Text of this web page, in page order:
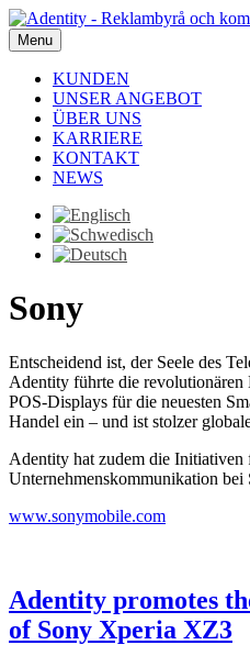
Menu
KUNDEN
UNSER ANGEBOT
ÜBER UNS
KARRIERE
KONTAKT
NEWS
Sony
Entscheidend ist, der Seele des
Adentity führte die
POS-Displays für die neuesten
Handel ein – und ist stolzer
Adentity hat zudem die Initiativen
Unternehmenskommunikation
www.sonymobile.com
Adentity promotes
of Sony Xperia XZ3